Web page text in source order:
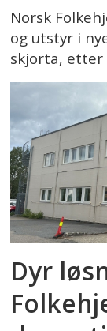
Norsk
og utstyr i
skjorta, etter
Dyr